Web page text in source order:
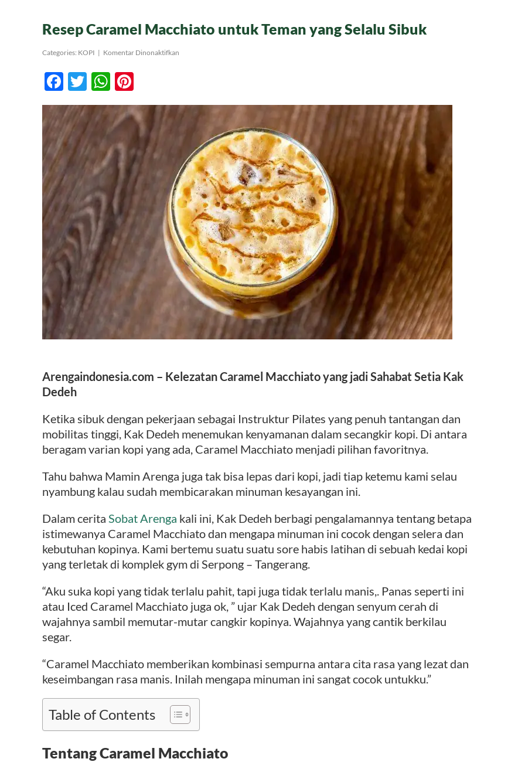
Resep Caramel Macchiato untuk Teman yang Selalu Sibuk
Categories: KOPI | Komentar Dinonaktifkan
yang
Selalu
Facebook
TwitterWhatsApp
Arengaindonesia.com – Kelezatan Caramel Macchiato yang jadi Sahabat Setia Kak
Dedeh
Ketika sibuk dengan pekerjaan sebagai Instruktur Pilates yang penuh tantangan dan
mobilitas tinggi, Kak Dedeh menemukan kenyamanan dalam secangkir kopi. Di antara
beragam varian kopi yang ada, Caramel Macchiato menjadi pilihan favoritnya.
Tahu bahwa Mamin Arenga juga tak bisa lepas dari kopi, jadi tiap ketemu kami selau
nyambung kalau sudah membicarakan minuman kesayangan ini.
Dalam cerita Sobat Arenga kali ini, Kak Dedeh berbagi pengalamannya tentang betapa
istimewanya Caramel Macchiato dan mengapa minuman ini cocok dengan selera dan
kebutuhan kopinya. Kami bertemu suatu suatu sore habis latihan di sebuah kedai kopi
yang terletak di komplek gym di Serpong – Tangerang.
“Aku suka kopi yang tidak terlalu pahit, tapi juga tidak terlalu manis,. Panas seperti ini
atau Iced Caramel Macchiato juga ok, ” ujar Kak Dedeh dengan senyum cerah di
wajahnya sambil memutar-mutar cangkir kopinya. Wajahnya yang cantik berkilau
segar.
“Caramel Macchiato memberikan kombinasi sempurna antara cita rasa yang lezat dan
keseimbangan rasa manis. Inilah mengapa minuman ini sangat cocok untukku.”
Table of Contents
Tentang Caramel Macchiato